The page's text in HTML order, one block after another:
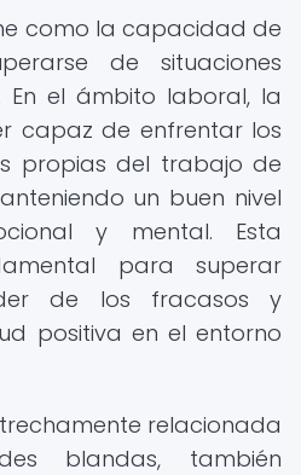
como la capacidad de
de situaciones
En el ámbito laboral, la
capaz de enfrentar los
propias del trabajo de
un buen nivel
y mental. Esta
para superar
de los fracasos y
positiva en el entorno
relacionada
blandas, también